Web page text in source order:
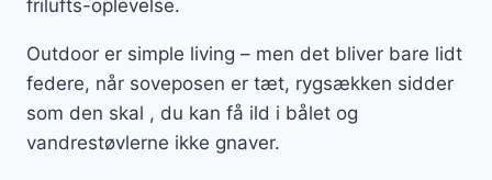
frilufts-oplevelse.
Outdoor er simple living – men det bliver bare lidt
federe, når soveposen er tæt, rygsækken sidder
som den skal , du kan få ild i bålet og
vandrestøvlerne ikke gnaver.